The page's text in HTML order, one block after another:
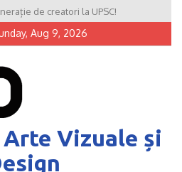
de creatori la UPSC!
Aug 9, 2026
Vizuale și